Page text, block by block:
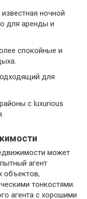
ночной
для аренды и
спокойные и
для
с luxurious
может
агент
объектов,
тонкостями.
агента с хорошими